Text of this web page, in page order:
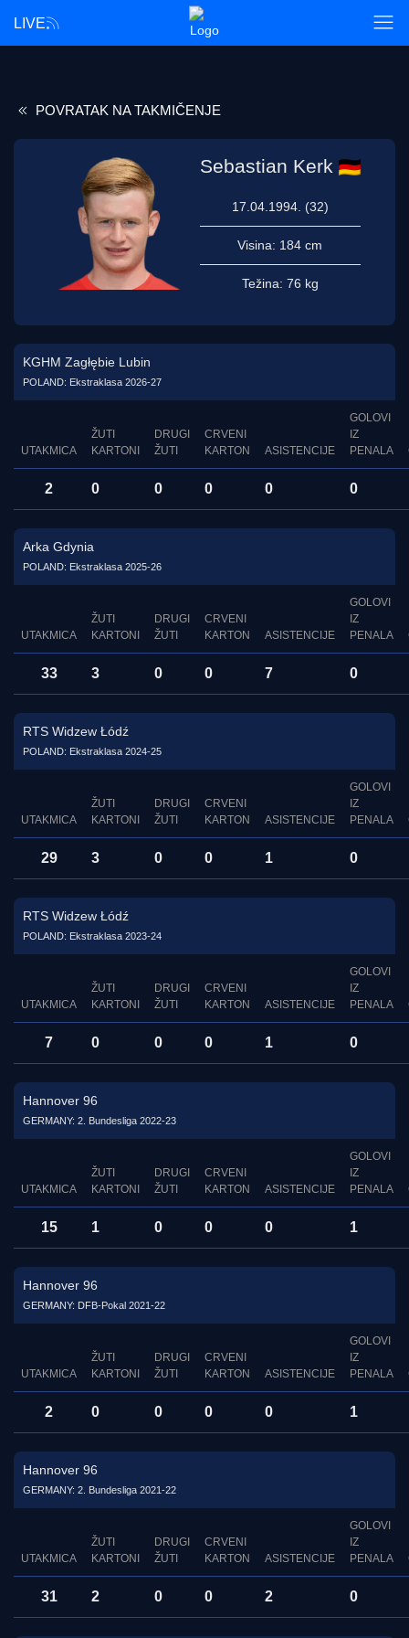
LIVE
POVRATAK NA TAKMIČENJE
Sebastian Kerk
17.04.1994. (32)
Visina: 184 cm
Težina: 76 kg
KGHM Zagłębie Lubin
POLAND: Ekstraklasa 2026-27
UTAKMICA
ŽUTI
KARTONI
DRUGI
ŽUTI
CRVENI
KARTON
ASISTENCIJE
GOLOVI
IZ
PENALA
2 0 0 0 0 0
Arka Gdynia
POLAND: Ekstraklasa 2025-26
UTAKMICA
ŽUTI
KARTONI
DRUGI
ŽUTI
CRVENI
KARTON
ASISTENCIJE
GOLOVI
IZ
PENALA
33 3 0 0 7 0
RTS Widzew Łódź
POLAND: Ekstraklasa 2024-25
UTAKMICA
ŽUTI
KARTONI
DRUGI
ŽUTI
CRVENI
KARTON
ASISTENCIJE
GOLOVI
IZ
PENALA
29 3 0 0 1 0
RTS Widzew Łódź
POLAND: Ekstraklasa 2023-24
UTAKMICA
ŽUTI
KARTONI
DRUGI
ŽUTI
CRVENI
KARTON
ASISTENCIJE
GOLOVI
IZ
PENALA
7 0 0 0 1 0
Hannover 96
GERMANY: 2. Bundesliga 2022-23
UTAKMICA
ŽUTI
KARTONI
DRUGI
ŽUTI
CRVENI
KARTON
ASISTENCIJE
GOLOVI
IZ
PENALA
15 1 0 0 0 1
Hannover 96
GERMANY: DFB-Pokal 2021-22
UTAKMICA
ŽUTI
KARTONI
DRUGI
ŽUTI
CRVENI
KARTON
ASISTENCIJE
GOLOVI
IZ
PENALA
2 0 0 0 0 1
Hannover 96
GERMANY: 2. Bundesliga 2021-22
UTAKMICA
ŽUTI
KARTONI
DRUGI
ŽUTI
CRVENI
KARTON
ASISTENCIJE
GOLOVI
IZ
PENALA
31 2 0 0 2 0